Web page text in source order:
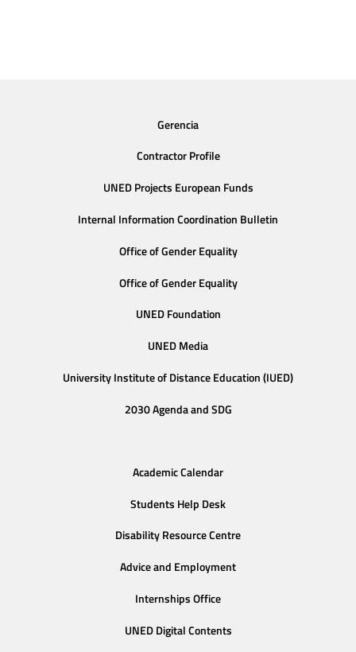
Gerencia
Contractor Profile
UNED Projects European Funds
Internal Information Coordination Bulletin
Office of Gender Equality
Office of Gender Equality
UNED Foundation
UNED Media
University Institute of Distance Education (IUED)
2030 Agenda and SDG
Academic Calendar
Students Help Desk
Disability Resource Centre
Advice and Employment
Internships Office
UNED Digital Contents